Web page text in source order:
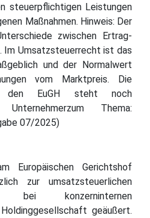
steuerpflichtigen Leistungen
Maßnahmen. Hinweis: Der
zwischen Ertrag-
Im Umsatzsteuerrecht ist das
und der Normalwert
vom Marktpreis. Die
den EuGH steht noch
Thema:
07/2025)
Europäischen Gerichtshof
zur umsatzsteuerlichen
bei konzerninternen
geäußert.